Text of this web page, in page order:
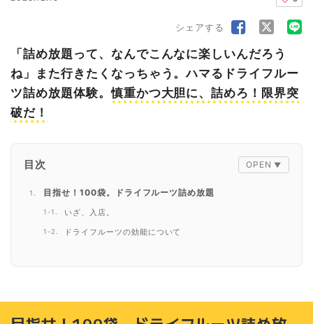
シェアする
「詰め放題って、なんでこんなに楽しいんだろう
ね」また行きたくなっちゃう。ハマるドライフルー
ツ詰め放題体験。慎重かつ大胆に、詰めろ！限界突
破だ！
目次
目指せ！100袋。ドライフルーツ詰め放題
いざ、入店。
ドライフルーツの効能について